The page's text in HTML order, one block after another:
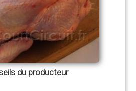
du producteur